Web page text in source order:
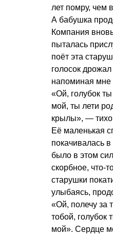
лет помру, чем
А бабушка
Компания
пыталась
поёт эта
голосок
напоминая мне
«Ой, голубок
мой, ты лети
крылы», —
Её маленькая
покачивалась
было в этом
скорбное, что-
старушки
улыбаясь,
«Ой, полечу за
тобой, голубок
мой». Сердце